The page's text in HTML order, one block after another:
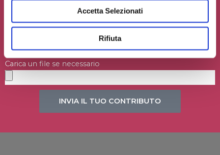
Accetta Selezionati
Rifiuta
Carica un file se necessario
INVIA IL TUO CONTRIBUTO